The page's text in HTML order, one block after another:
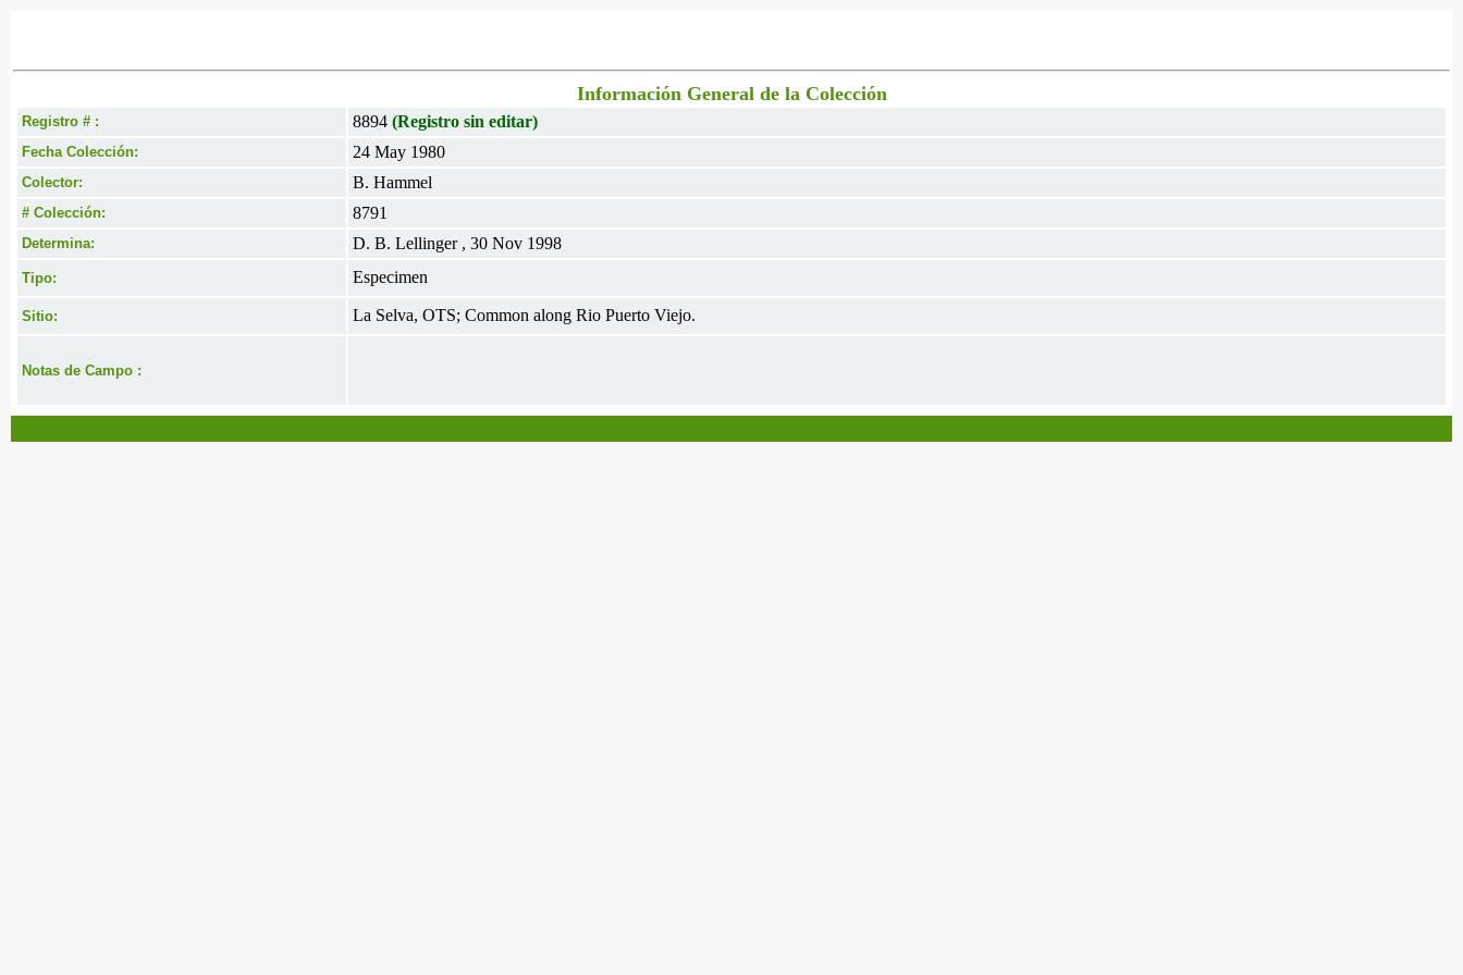
Información General de la Colección
Registro # : 8894 (Registro sin editar)
Fecha Colección: 24 May 1980
Colector: B. Hammel
# Colección: 8791
Determina: D. B. Lellinger , 30 Nov 1998
Tipo: Especimen
Sitio: La Selva, OTS; Common along Rio Puerto Viejo.
Notas de Campo :